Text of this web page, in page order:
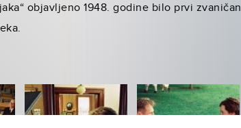
objavljeno 1948. godine bilo prvi zvaničan